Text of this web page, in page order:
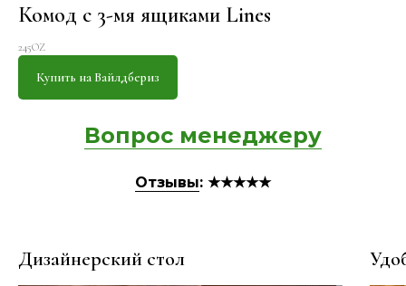
Комод с 3-мя ящиками Lines
245OZ
Купить на Вайлдбериз
Вопрос менеджеру
Отзывы: ★★★★★
Дизайнерский стол